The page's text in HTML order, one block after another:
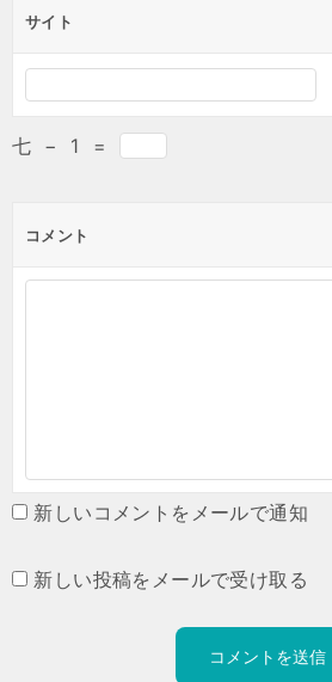
サイト
七 − 1 =
コメント
新しいコメントをメールで通知
新しい投稿をメールで受け取る